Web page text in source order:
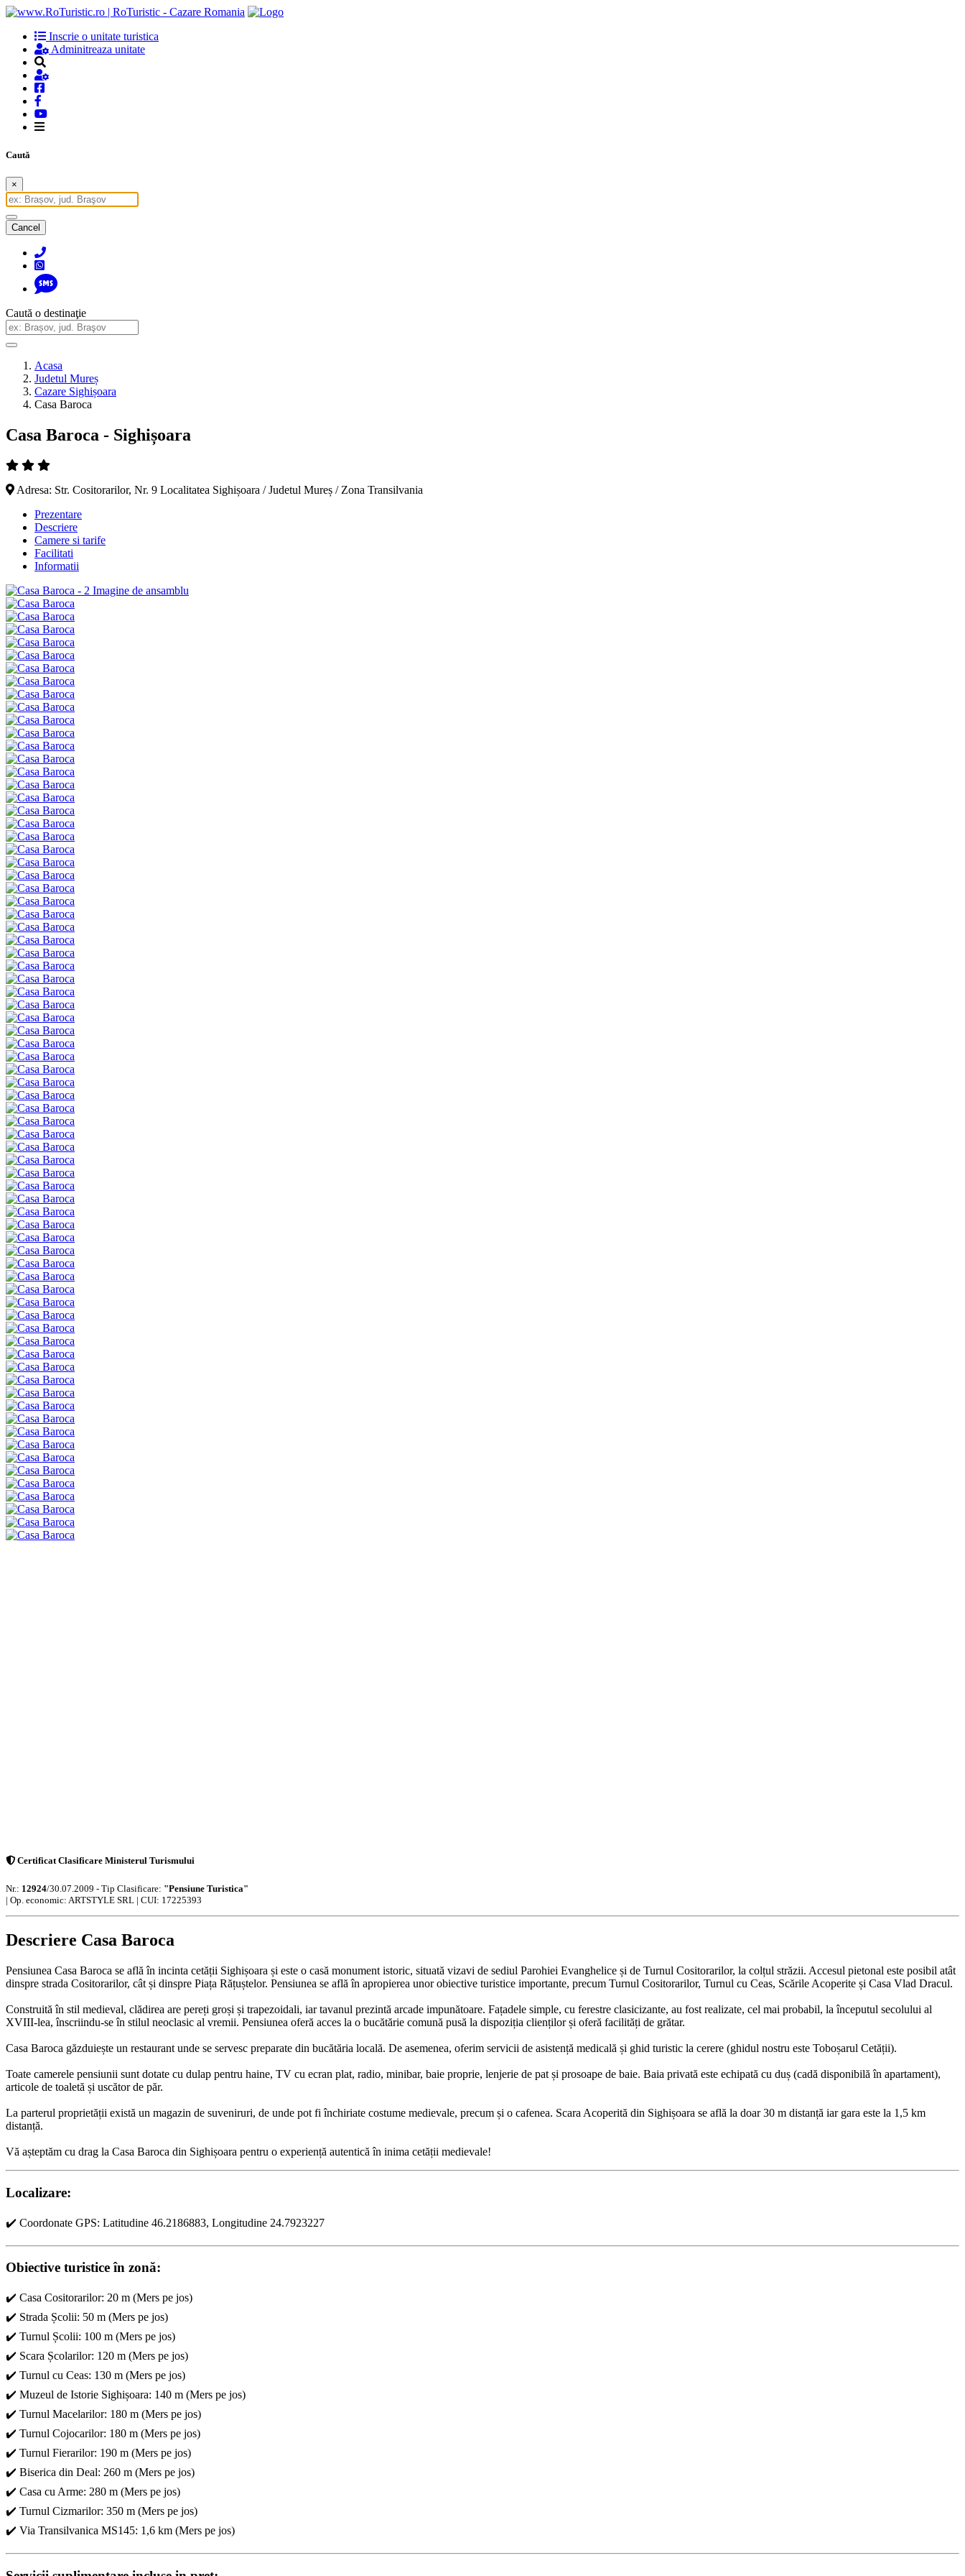
Inscrie o unitate turistica
Adminitreaza unitate
Caută
×
Cancel
Caută o destinaţie
Acasa
Judetul Mureș
Cazare Sighișoara
Casa Baroca
Casa Baroca - Sighișoara
Adresa: Str. Cositorarilor, Nr. 9 Localitatea Sighișoara / Judetul Mureș / Zona Transilvania
Prezentare
Descriere
Camere si tarife
Facilitati
Informatii
Certificat Clasificare Ministerul Turismului
Nr.: 12924/30.07.2009 - Tip Clasificare: "Pensiune Turistica"
| Op. economic: ARTSTYLE SRL | CUI: 17225393
Descriere Casa Baroca
Pensiunea Casa Baroca se află în incinta cetății Sighișoara și este o casă monument istoric, situată vizavi de sediul Parohiei Evanghelice și de Turnul Cositorarilor, la colțul străzii. Accesul pietonal este posibil atât
dinspre strada Cositorarilor, cât și dinspre Piața Rățuștelor. Pensiunea se află în apropierea unor obiective turistice importante, precum Turnul Cositorarilor, Turnul cu Ceas, Scările Acoperite și Casa Vlad Dracul.
Construită în stil medieval, clădirea are pereți groși și trapezoidali, iar tavanul prezintă arcade impunătoare. Fațadele simple, cu ferestre clasicizante, au fost realizate, cel mai probabil, la începutul secolului al
XVIII-lea, înscriindu-se în stilul neoclasic al vremii. Pensiunea oferă acces la o bucătărie comună pusă la dispoziția clienților și oferă facilități de grătar.
Casa Baroca găzduiește un restaurant unde se servesc preparate din bucătăria locală. De asemenea, oferim servicii de asistență medicală și ghid turistic la cerere (ghidul nostru este Toboșarul Cetății).
Toate camerele pensiunii sunt dotate cu dulap pentru haine, TV cu ecran plat, radio, minibar, baie proprie, lenjerie de pat și prosoape de baie. Baia privată este echipată cu duș (cadă disponibilă în apartament),
articole de toaletă și uscător de păr.
La parterul proprietății există un magazin de suveniruri, de unde pot fi închiriate costume medievale, precum și o cafenea. Scara Acoperită din Sighișoara se află la doar 30 m distanță iar gara este la 1,5 km
distanță.
Vă așteptăm cu drag la Casa Baroca din Sighișoara pentru o experiență autentică în inima cetății medievale!
Localizare:
✔️ Coordonate GPS: Latitudine 46.2186883, Longitudine 24.7923227
Obiective turistice în zonă:
✔️ Casa Cositorarilor: 20 m (Mers pe jos)
✔️ Strada Școlii: 50 m (Mers pe jos)
✔️ Turnul Școlii: 100 m (Mers pe jos)
✔️ Scara Școlarilor: 120 m (Mers pe jos)
✔️ Turnul cu Ceas: 130 m (Mers pe jos)
✔️ Muzeul de Istorie Sighișoara: 140 m (Mers pe jos)
✔️ Turnul Macelarilor: 180 m (Mers pe jos)
✔️ Turnul Cojocarilor: 180 m (Mers pe jos)
✔️ Turnul Fierarilor: 190 m (Mers pe jos)
✔️ Biserica din Deal: 260 m (Mers pe jos)
✔️ Casa cu Arme: 280 m (Mers pe jos)
✔️ Turnul Cizmarilor: 350 m (Mers pe jos)
✔️ Via Transilvanica MS145: 1,6 km (Mers pe jos)